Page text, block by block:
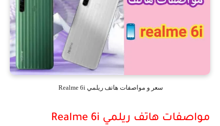
سعر و مواصفات هاتف ريلمي Realme 6i
مواصفات هاتف ريلمي Realme 6i